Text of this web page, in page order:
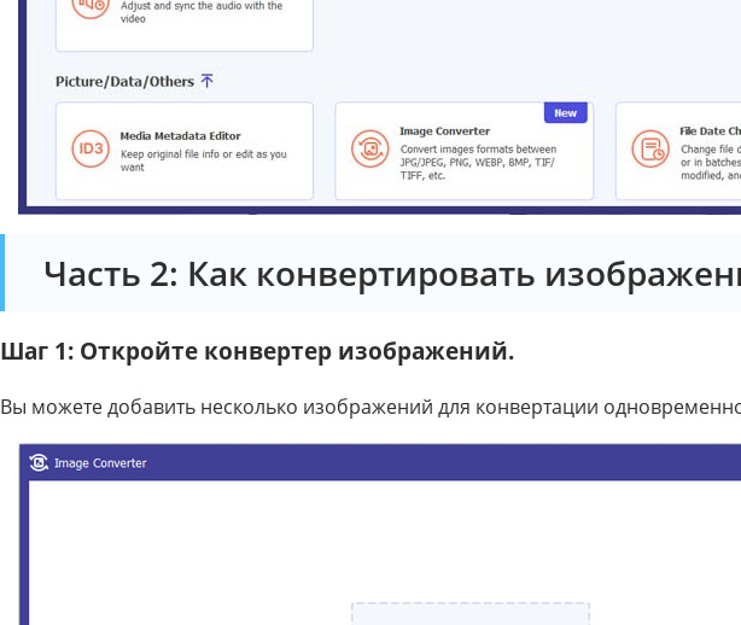
Часть 2: Как конвертировать
Шаг 1: Откройте конвертер изображений.
Вы можете добавить несколько изображений для конвертации